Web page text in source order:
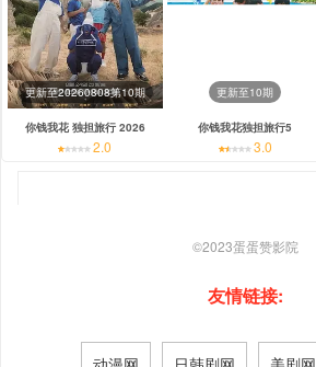
更新至20260808第10期
你钱我花 独担旅行 2026
2.0
更新至10期
你钱我花独担旅行5
3.0
©2023蛋蛋赞影院
友情链接: